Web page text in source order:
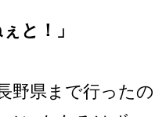
と！」
野県まで行った